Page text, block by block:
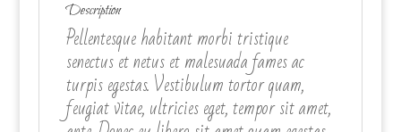
Description
Pellentesque habitant morbi tristique
senectus et netus et malesuada fames ac
turpis egestas. Vestibulum tortor quam,
feugiat vitae, ultricies eget, tempor sit amet,